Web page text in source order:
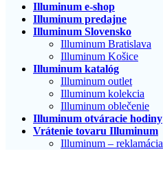
Illuminum e-shop
Illuminum predajne
Illuminum Slovensko
Illuminum Bratislava
Illuminum Košice
Illuminum katalóg
Illuminum outlet
Illuminum kolekcia
Illuminum oblečenie
Illuminum otváracie hodiny
Vrátenie tovaru Illuminum
Illuminum – reklamácia